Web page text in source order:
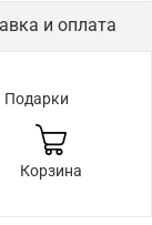
и оплата
Подарки
Корзина